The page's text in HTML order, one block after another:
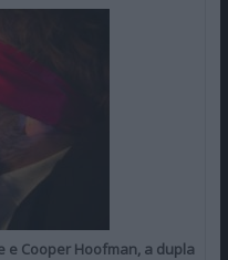
e Cooper Hoofman, a dupla